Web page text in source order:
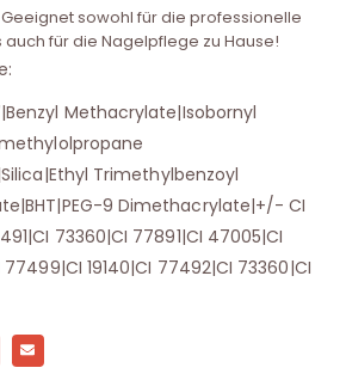
sowohl für die professionelle
auch für die Nagelpflege zu Hause!
Methacrylate|Isobornyl
Trimethylbenzoyl
9 Dimethacrylate|+/- CI
73360|CI 77891|CI 47005|CI
77499|CI 19140|CI 77492|CI 73360|CI